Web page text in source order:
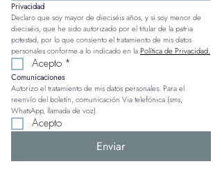
Privacidad
Declaro que soy mayor de dieciséis años, y si soy menor de
dieciséis, que he sido autorizado por el titular de la patria
potestad, por lo que consiento el tratamiento de mis datos
personales conforme a lo indicado en la Política de Privacidad.
Acepto *
Comunicaciones
Autorizo el tratamiento de mis datos personales. Para el
reenvío del boletín, comunicación Via telefónica (sms,
WhatsApp, llamada de voz)
Acepto
Enviar